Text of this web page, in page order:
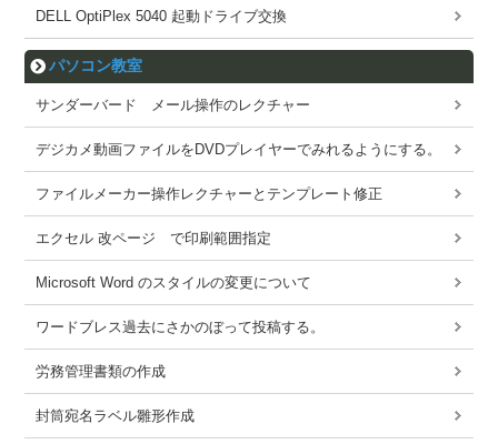
DELL OptiPlex 5040 起動ドライブ交換
パソコン教室
サンダーバード メール操作のレクチャー
デジカメ動画ファイルをDVDプレイヤーでみれるようにする。
ファイルメーカー操作レクチャーとテンプレート修正
エクセル 改ページ で印刷範囲指定
Microsoft Word のスタイルの変更について
ワードブレス過去にさかのぼって投稿する。
労務管理書類の作成
封筒宛名ラベル雛形作成